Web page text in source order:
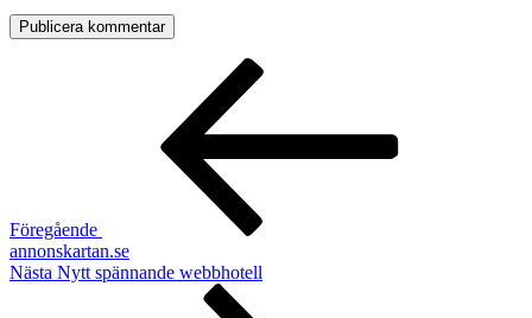
Inläggsnavigering
Föregående
annonskartan.se
Nästa
Nästa Nytt spännande webbhotell